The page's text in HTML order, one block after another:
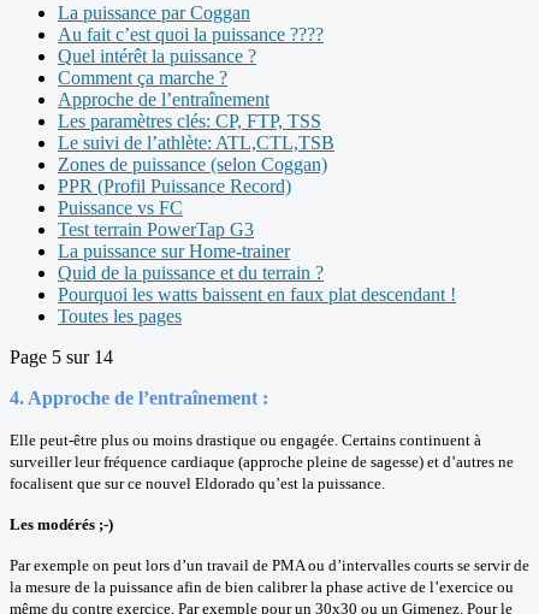
La puissance par Coggan
Au fait c’est quoi la puissance ????
Quel intérêt la puissance ?
Comment ça marche ?
Approche de l’entraînement
Les paramètres clés: CP, FTP, TSS
Le suivi de l’athlète: ATL,CTL,TSB
Zones de puissance (selon Coggan)
PPR (Profil Puissance Record)
Puissance vs FC
Test terrain PowerTap G3
La puissance sur Home-trainer
Quid de la puissance et du terrain ?
Pourquoi les watts baissent en faux plat descendant !
Toutes les pages
Page 5 sur 14
4. Approche de l’entraînement :
Elle peut-être plus ou moins drastique ou engagée. Certains continuent à
surveiller leur fréquence cardiaque (approche pleine de sagesse) et d’autres ne
focalisent que sur ce nouvel Eldorado qu’est la puissance.
Les modérés ;-)
Par exemple on peut lors d’un travail de PMA ou d’intervalles courts se servir de
la mesure de la puissance afin de bien calibrer la phase active de l’exercice ou
même du contre exercice. Par exemple pour un 30x30 ou un Gimenez. Pour le